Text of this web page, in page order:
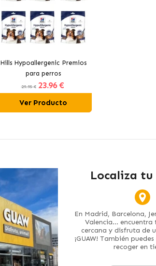
Hills Hypoallergenic Premios
para perros
29.95 € 23.96 €
Ver Producto
Localiza
En Madrid, Barcelona,
Valencia... encuentra
cercana y disfruta de
¡GUAW! También
recoger en